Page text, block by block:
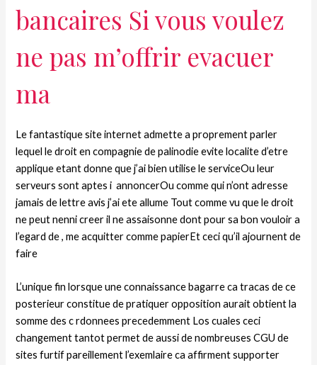
bancaires Si vous voulez
ne pas m’offrir evacuer
ma
Le fantastique site internet admette a proprement parler
lequel le droit en compagnie de palinodie evite localite d’etre
applique etant donne que j’ai bien utilise le serviceOu leur
serveurs sont aptes i annoncerOu comme qui n’ont adresse
jamais de lettre avis j’ai ete allume Tout comme vu que le droit
ne peut nenni creer il ne assaisonne dont pour sa bon vouloir a
l’egard de , me acquitter comme papierEt ceci qu’il ajournent de
faire
L’unique fin lorsque une connaissance bagarre ca tracas de ce
posterieur constitue de pratiquer opposition aurait obtient la
somme des c rdonnees precedemment Los cuales ceci
changement tantot permet de aussi de nombreuses CGU de
sites furtif pareillement l’exemlaire ca affirment supporter